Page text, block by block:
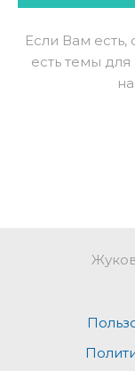
Если Вам есть,
есть темы для